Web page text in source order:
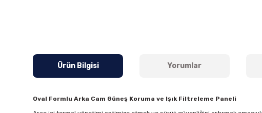
Ürün Bilgisi Yorumlar
Oval Formlu Arka Cam Güneş Koruma ve Işık Filtreleme Paneli